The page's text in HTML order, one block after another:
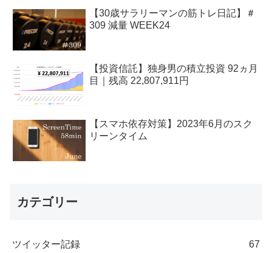
【30歳サラリーマンの筋トレ日記】＃
309 減量 WEEK24
【投資信託】独身男の積立投資 92ヵ月
目｜残高 22,807,911円
【スマホ依存対策】2023年6月のスク
リーンタイム
カテゴリー
ツイッター記録 67